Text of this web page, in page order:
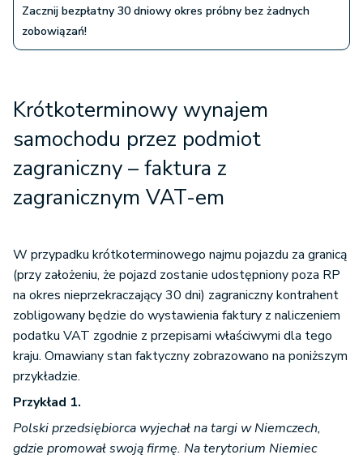
Zacznij bezpłatny 30 dniowy okres próbny bez żadnych
zobowiązań!
Krótkoterminowy wynajem
samochodu przez podmiot
zagraniczny – faktura z
zagranicznym VAT-em
W przypadku krótkoterminowego najmu pojazdu za granicą
(przy założeniu, że pojazd zostanie udostępniony poza RP
na okres nieprzekraczający 30 dni) zagraniczny kontrahent
zobligowany będzie do wystawienia faktury z naliczeniem
podatku VAT zgodnie z przepisami właściwymi dla tego
kraju. Omawiany stan faktyczny zobrazowano na poniższym
przykładzie.
Przykład 1.
Polski przedsiębiorca wyjechał na targi w Niemczech,
gdzie promował swoją firmę. Na terytorium Niemiec